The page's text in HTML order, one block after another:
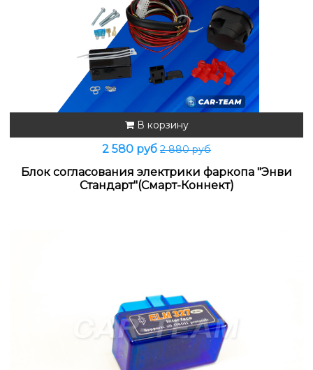
В корзину
2 580 руб 2 880 руб
Блок согласования электрики фаркопа "Энви
Стандарт"(Смарт-Коннект)